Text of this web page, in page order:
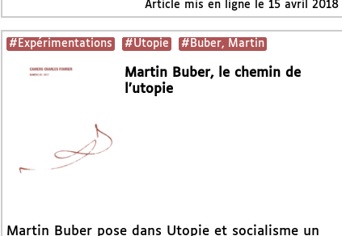
Article mis en ligne le 15 avril 2018
#Expérimentations #Utopie #Buber, Martin
Martin Buber, le chemin de
l’utopie
Martin Buber pose dans Utopie et socialisme un